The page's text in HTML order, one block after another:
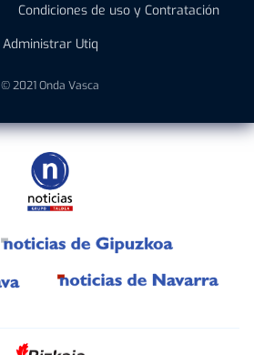
Condiciones de uso y Contratación
Administrar Utiq
© 2021 Onda Vasca